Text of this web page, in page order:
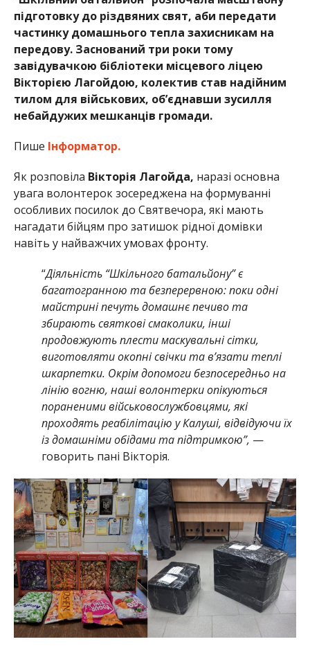
підготовку до різдвяних свят, аби передати
частинку домашнього тепла захисникам на
передову. Заснований три роки тому
завідувачкою бібліотеки місцевого ліцею
Вікторією Лагойдою, колектив став надійним
тилом для військових, об’єднавши зусилля
небайдужих мешканців громади.
Пише Інформатор.
Як розповіла Вікторія Лагойда, наразі основна
увага волонтерок зосереджена на формуванні
особливих посилок до Святвечора, які мають
нагадати бійцям про затишок рідної домівки
навіть у найважчих умовах фронту.
“Діяльність “Шкільного батальйону” є
багатогранною та безперервною: поки одні
майстрині печуть домашнє печиво та
збирають святкові смаколики, інші
продовжують плести маскувальні сітки,
виготовляти окопні свічки та в’язати теплі
шкарпетки. Окрім допомоги безпосередньо на
лінію вогню, наші волонтерки опікуються
пораненими військовослужбовцями, які
проходять реабілітацію у Калуші, відвідуючи їх
із домашніми обідами та підтримкою”, —
говорить пані Вікторія.